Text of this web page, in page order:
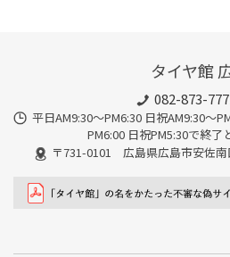
タイヤ館
082-873-
平日AM9:30～PM6:30 日祝AM9:30〜
PM6:00 日祝PM5:30で終了
〒731-0101 広島県広島市安佐